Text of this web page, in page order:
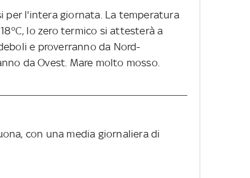
per l'intera giornata. La temperatura
lo zero termico si attesterà a
e proverranno da Nord-
da Ovest. Mare molto mosso.
con una media giornaliera di